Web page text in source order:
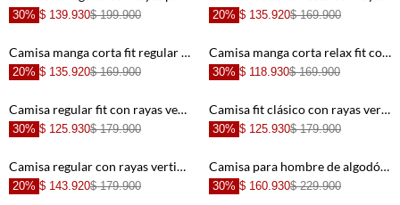
+ +
+ +
+ +
30% $ 139.930$ 199.900 20% $ 135.920$ 169.900
Camisa manga corta fit regular con rayas verticales en verde para hombre
20% $ 135.920$ 169.900
Camisa manga corta relax fit con rayas preteñidas en algodón blanco para hombre
30% $ 118.930$ 169.900
Camisa regular fit con rayas verticales texturizadas de poliéster beige arena para hombre
30% $ 125.930$ 179.900
Camisa fit clásico con rayas verticales en lino beige para hombre
30% $ 125.930$ 179.900
Camisa regular con rayas verticales en lino azul para hombre
20% $ 143.920$ 179.900
Camisa para hombre de algodón azul denim fit relajado con rayas verticales
30% $ 160.930$ 229.900